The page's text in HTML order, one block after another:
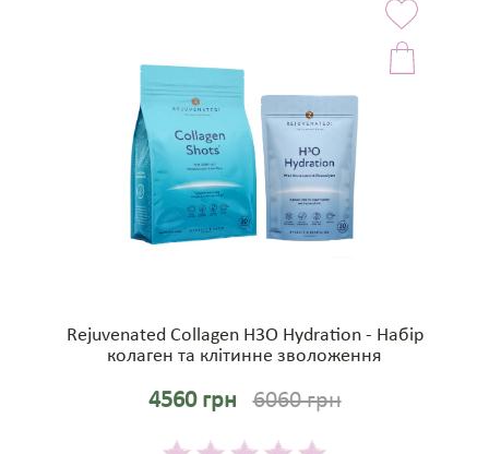
Rejuvenated Collagen H3O Hydration - Набір
колаген та клітинне зволоження
4560 грн 6060 грн